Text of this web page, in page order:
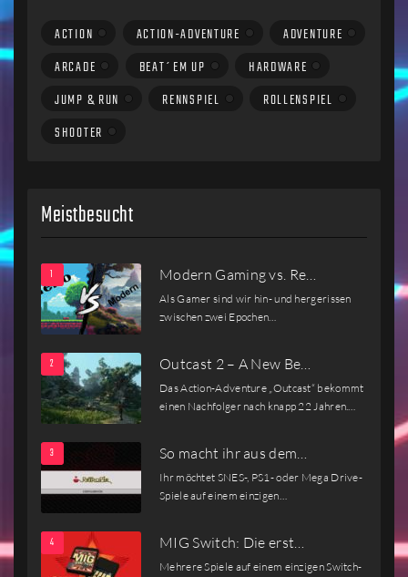
ACTION ACTION-ADVENTURE
ADVENTURE
ARCADE
BEAT´EM UP
HARDWARE
JUMP & RUN
RENNSPIEL
ROLLENSPIEL
SHOOTER
Meistbesucht
Modern Gaming vs. Re…
Als Gamer sind wir hin- und hergerissen
zwischen zwei Epochen…
Outcast 2 – A New Be…
Das Action-Adventure „Outcast“ bekommt
einen Nachfolger nach knapp 22 Jahren.…
So macht ihr aus dem…
Ihr möchtet SNES-, PS1- oder Mega Drive-
Spiele auf einem einzigen…
MIG Switch: Die erst…
Mehrere Spiele auf einem einzigen Switch-